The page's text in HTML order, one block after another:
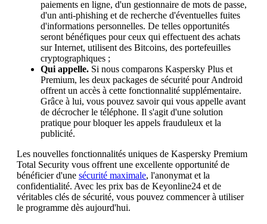
paiements en ligne, d'un gestionnaire de mots de passe,
d'un anti-phishing et de recherche d'éventuelles fuites
d'informations personnelles. De telles opportunités
seront bénéfiques pour ceux qui effectuent des achats
sur Internet, utilisent des Bitcoins, des portefeuilles
cryptographiques ;
Qui appelle. Si nous comparons Kaspersky Plus et
Premium, les deux packages de sécurité pour Android
offrent un accès à cette fonctionnalité supplémentaire.
Grâce à lui, vous pouvez savoir qui vous appelle avant
de décrocher le téléphone. Il s'agit d'une solution
pratique pour bloquer les appels frauduleux et la
publicité.
Les nouvelles fonctionnalités uniques de Kaspersky Premium
Total Security vous offrent une excellente opportunité de
bénéficier d'une sécurité maximale, l'anonymat et la
confidentialité. Avec les prix bas de Keyonline24 et de
véritables clés de sécurité, vous pouvez commencer à utiliser
le programme dès aujourd'hui.